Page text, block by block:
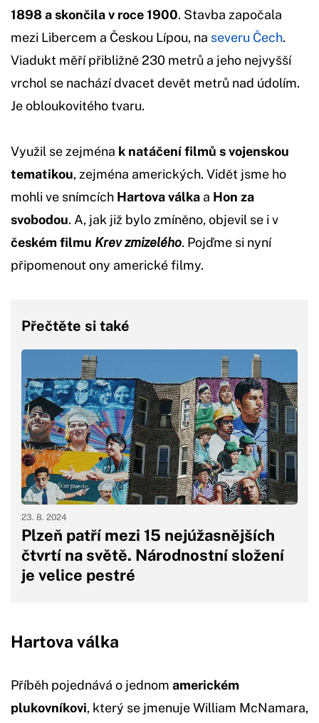
1898 a skončila v roce 1900. Stavba započala
mezi Libercem a Českou Lípou, na severu Čech.
Viadukt měří přibližně 230 metrů a jeho nejvyšší
vrchol se nachází dvacet devět metrů nad údolím.
Je obloukovitého tvaru.
Využil se zejména k natáčení filmů s vojenskou
tematikou, zejména amerických. Vidět jsme ho
mohli ve snímcích Hartova válka a Hon za
svobodou. A, jak již bylo zmíněno, objevil se i v
českém filmu Krevzmizelého. Pojďme si nyní
připomenout ony americké filmy.
Přečtěte si také
Plzeň patří mezi 15 nejúžasnějších
čtvrtí na světě. Národnostní složení
je velice pestré
23. 8. 2024
Hartova válka
Příběh pojednává o jednom americkém
plukovníkovi, který se jmenuje William McNamara,